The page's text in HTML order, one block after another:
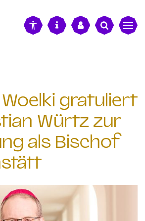
gratuliert
Würtz zur
als Bischof